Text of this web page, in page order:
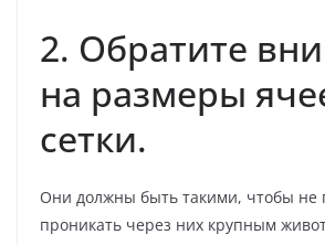
2. Обратите
на размеры
сетки.
Они должны быть такими, чтобы не
проникать через них крупным